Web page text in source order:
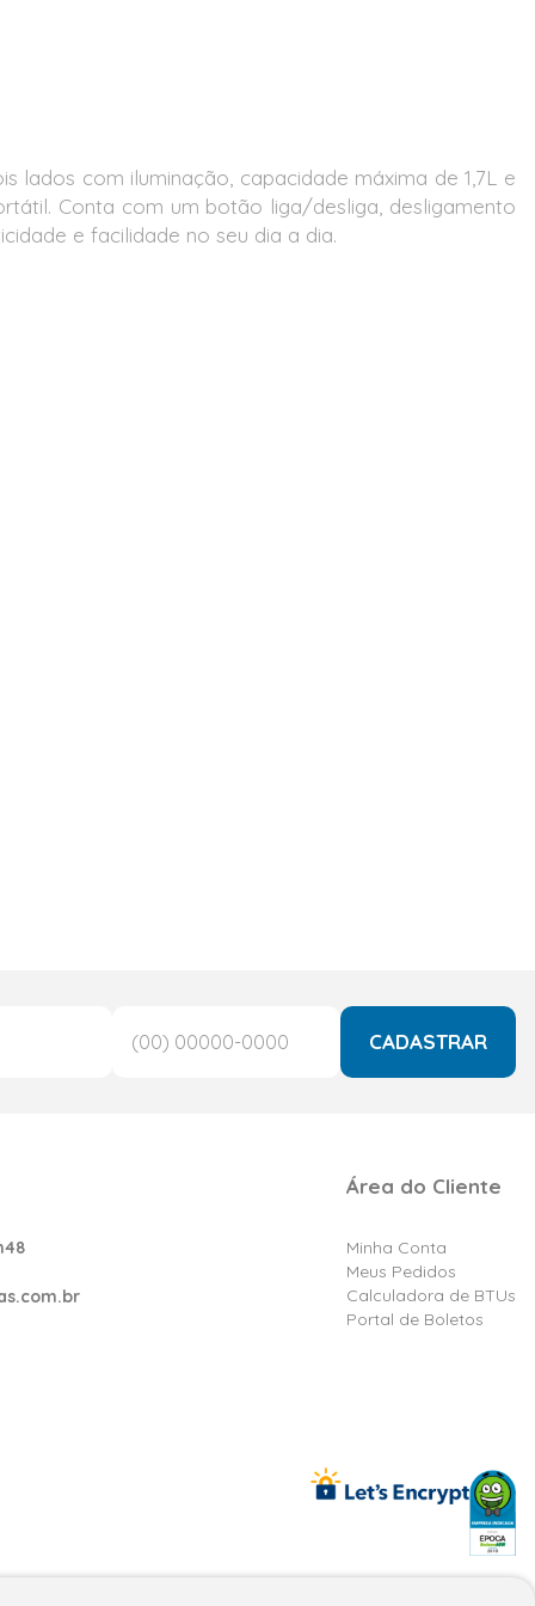
lados com iluminação, capacidade máxima de 1,7L e
Conta com um botão liga/desliga, desligamento
e facilidade no seu dia a dia.
CADASTRAR
Área do Cliente
Minha Conta
Meus Pedidos
Calculadora de BTUs
Portal de Boletos